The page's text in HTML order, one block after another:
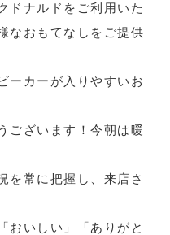
ドナルドをご利用いた
なおもてなしをご提供
ーカーが入りやすいお
ございます！今朝は暖
を常に把握し、来店さ
おいしい」「ありがと